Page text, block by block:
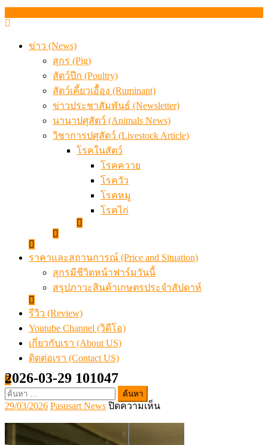
ข่าว (News)
สุกร (Pig)
สัตว์ปีก (Poultry)
สัตว์เคี้ยวเอื้อง (Ruminant)
ข่าวประชาสัมพันธ์ (Newsletter)
นานาปศุสัตว์ (Animals News)
วิชาการปศุสัตว์ (Livestock Article)
โรคในสัตว์
โรคควาย
โรควัว
โรคหมู
โรคไก่
ราคาและสถานการณ์ (Price and Situation)
สุกรมีชีวิตหน้าฟาร์มวันนี้
สรุปภาวะสินค้าเกษตรประจำสัปดาห์
รีวิว (Review)
Youtube Channel (วิดีโอ)
เกี่ยวกับเรา (About US)
ติดต่อเรา (Contact US)
ค้นหา
สำหรับ:
2026-03-29 101047
Posted
on
29/03/2026Author
Pasusart News ปิดความเห็นบน